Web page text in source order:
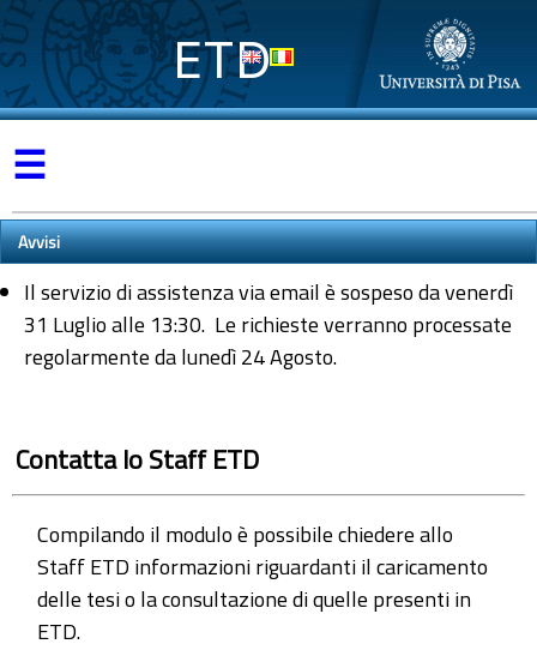
ETD
☰
Avvisi
Il servizio di assistenza via email è sospeso da venerdì
31 Luglio alle 13:30. Le richieste verranno processate
regolarmente da lunedì 24 Agosto.
Contatta lo Staff ETD
Compilando il modulo è possibile chiedere allo
Staff ETD informazioni riguardanti il caricamento
delle tesi o la consultazione di quelle presenti in
ETD.